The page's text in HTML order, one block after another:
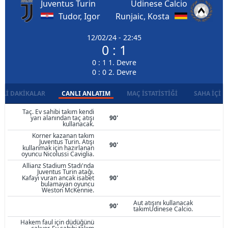
Juventus Turin
Tudor, Igor
12/02/24 - 22:45
0 : 1
0 : 1 1. Devre
0 : 0 2. Devre
Udinese Calcio
Runjaic, Kosta
DAKIKALAR CANLI ANLATIM MAÇ İSTATISTIĞI SAHA İÇI
Taç. Ev sahibi takım kendi
yarı alanından taç atışı
kullanacak.
90'
Korner kazanan takım
Juventus Turin. Atışı
kullanmak için hazırlanan
oyuncu Nicolussi Caviglia.
90'
Allianz Stadium Stadı'nda
Juventus Turin atağı.
Kafayı vuran ancak isabet
bulamayan oyuncu
Weston McKennie.
90'
90' Aut atışını kullanacak
takımUdinese Calcio.
Hakem faul için düdüğünü